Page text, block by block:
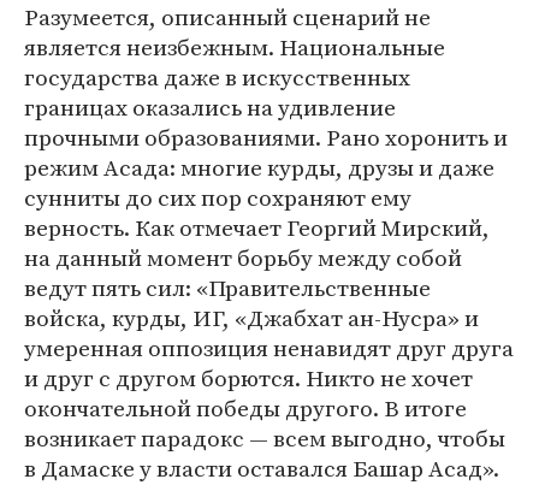
Разумеется, описанный сценарий не
является неизбежным. Национальные
государства даже в искусственных
границах оказались на удивление
прочными образованиями. Рано хоронить и
режим Асада: многие курды, друзы и даже
сунниты до сих пор сохраняют ему
верность. Как отмечает Георгий Мирский,
на данный момент борьбу между собой
ведут пять сил: «Правительственные
войска, курды, ИГ, «Джабхат ан-Нусра» и
умеренная оппозиция ненавидят друг друга
и друг с другом борются. Никто не хочет
окончательной победы другого. В итоге
возникает парадокс — всем выгодно, чтобы
в Дамаске у власти оставался Башар Асад».